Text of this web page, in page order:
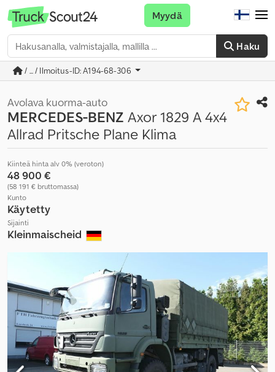
Haku
Myydä
/ ... / Ilmoitus-ID: A194-68-306
Avolava kuorma-auto
MERCEDES-BENZ Axor 1829 A 4x4
Allrad Pritsche Plane Klima
Kiinteä hinta alv 0% (veroton)
48 900 €
(58 191 € bruttomassa)
Kunto
Käytetty
Sijainti
Kleinmaischeid